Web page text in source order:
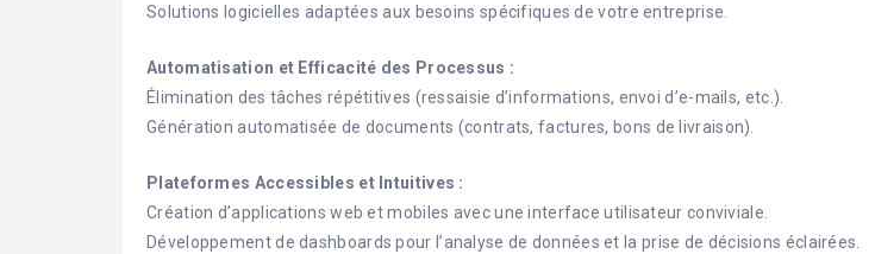
Solutions logicielles adaptées aux besoins spécifiques de votre entreprise.
Automatisation et Efficacité des Processus :
Élimination des tâches répétitives (ressaisie d’informations, envoi d’e-mails, etc.).
Génération automatisée de documents (contrats, factures, bons de livraison).
Plateformes Accessibles et Intuitives :
Création d’applications web et mobiles avec une interface utilisateur conviviale.
Développement de dashboards pour l’analyse de données et la prise de décisions éclairées.